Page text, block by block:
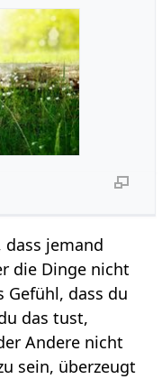
dass jemand
die Dinge nicht
dass du
das tust,
Andere nicht
sein, überzeugt